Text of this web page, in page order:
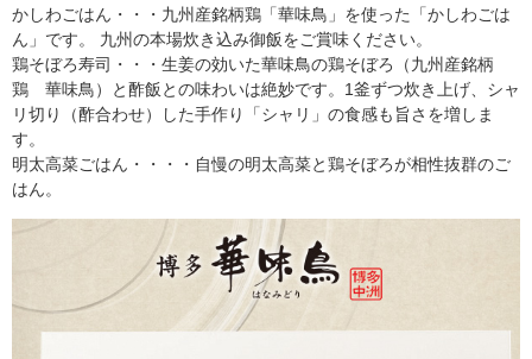
かしわごはん・・・九州産銘柄鶏「華味鳥」を使った「かしわごは
ん」です。 九州の本場炊き込み御飯をご賞味ください。
鶏そぼろ寿司・・・生姜の効いた華味鳥の鶏そぼろ（九州産銘柄
鶏 華味鳥）と酢飯との味わいは絶妙です。1釜ずつ炊き上げ、シャ
リ切り（酢合わせ）した手作り「シャリ」の食感も旨さを増しま
す。
明太高菜ごはん・・・・自慢の明太高菜と鶏そぼろが相性抜群のご
はん。